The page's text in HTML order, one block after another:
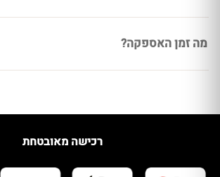
מה זמן האספקה?
רכישה מאובטחת